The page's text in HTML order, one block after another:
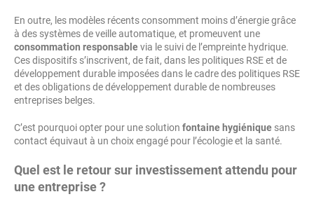
En outre, les modèles récents consomment moins d’énergie grâce
à des systèmes de veille automatique, et promeuvent une
consommation responsablevia le suivi de l’empreinte hydrique.
Ces dispositifs s’inscrivent, de fait, dans les politiques RSE et de
développement durable imposées dans le cadre des politiques RSE
et des obligations de développement durable de nombreuses
entreprises belges.
C’est pourquoi opter pour une solution fontaine hygiénique sans
contact équivaut à un choix engagé pour l’écologie et la santé.
Quel est le retour sur investissement attendu pour
une entreprise ?